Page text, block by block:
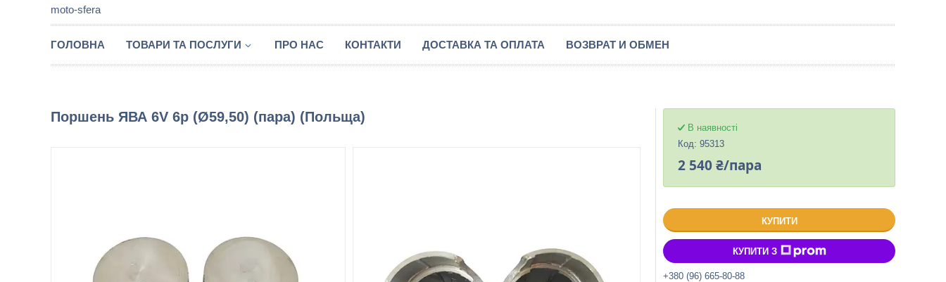
moto-sfera
ГОЛОВНА ТОВАРИ ТА ПОСЛУГИ ПРО НАС КОНТАКТИ ДОСТАВКА ТА ОПЛАТА ВОЗВРАТ И ОБМЕН
Поршень ЯВА 6V 6р (Ø59,50) (пара) (Польща)
В наявності
Код: 95313
2 540 ₴/пара
КУПИТИ
КУПИТИ З
+380 (96) 665-80-88